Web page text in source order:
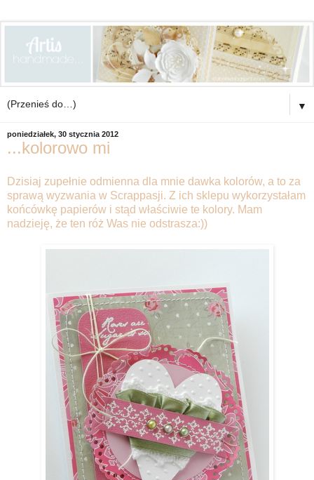
▼
poniedziałek, 30 stycznia 2012
...kolorowo mi
Dzisiaj zupełnie odmienna dla mnie dawka kolorów, a to za
sprawą wyzwania w Scrappasji. Z ich sklepu wykorzystałam
końcówkę papierów i stąd właściwie te kolory. Mam
nadzieję, że ten róż Was nie odstrasza:))